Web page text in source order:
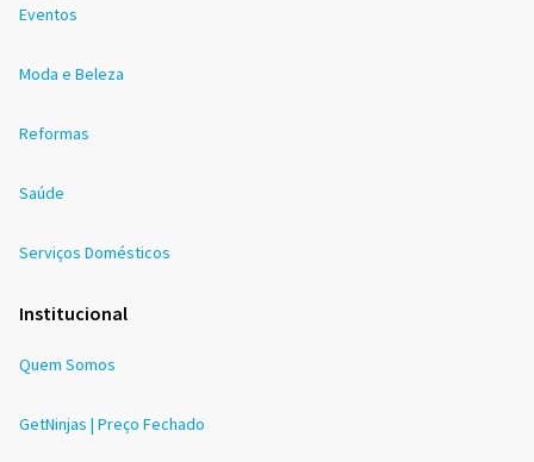
Eventos
Moda e Beleza
Reformas
Saúde
Serviços Domésticos
Institucional
Quem Somos
GetNinjas | Preço Fechado